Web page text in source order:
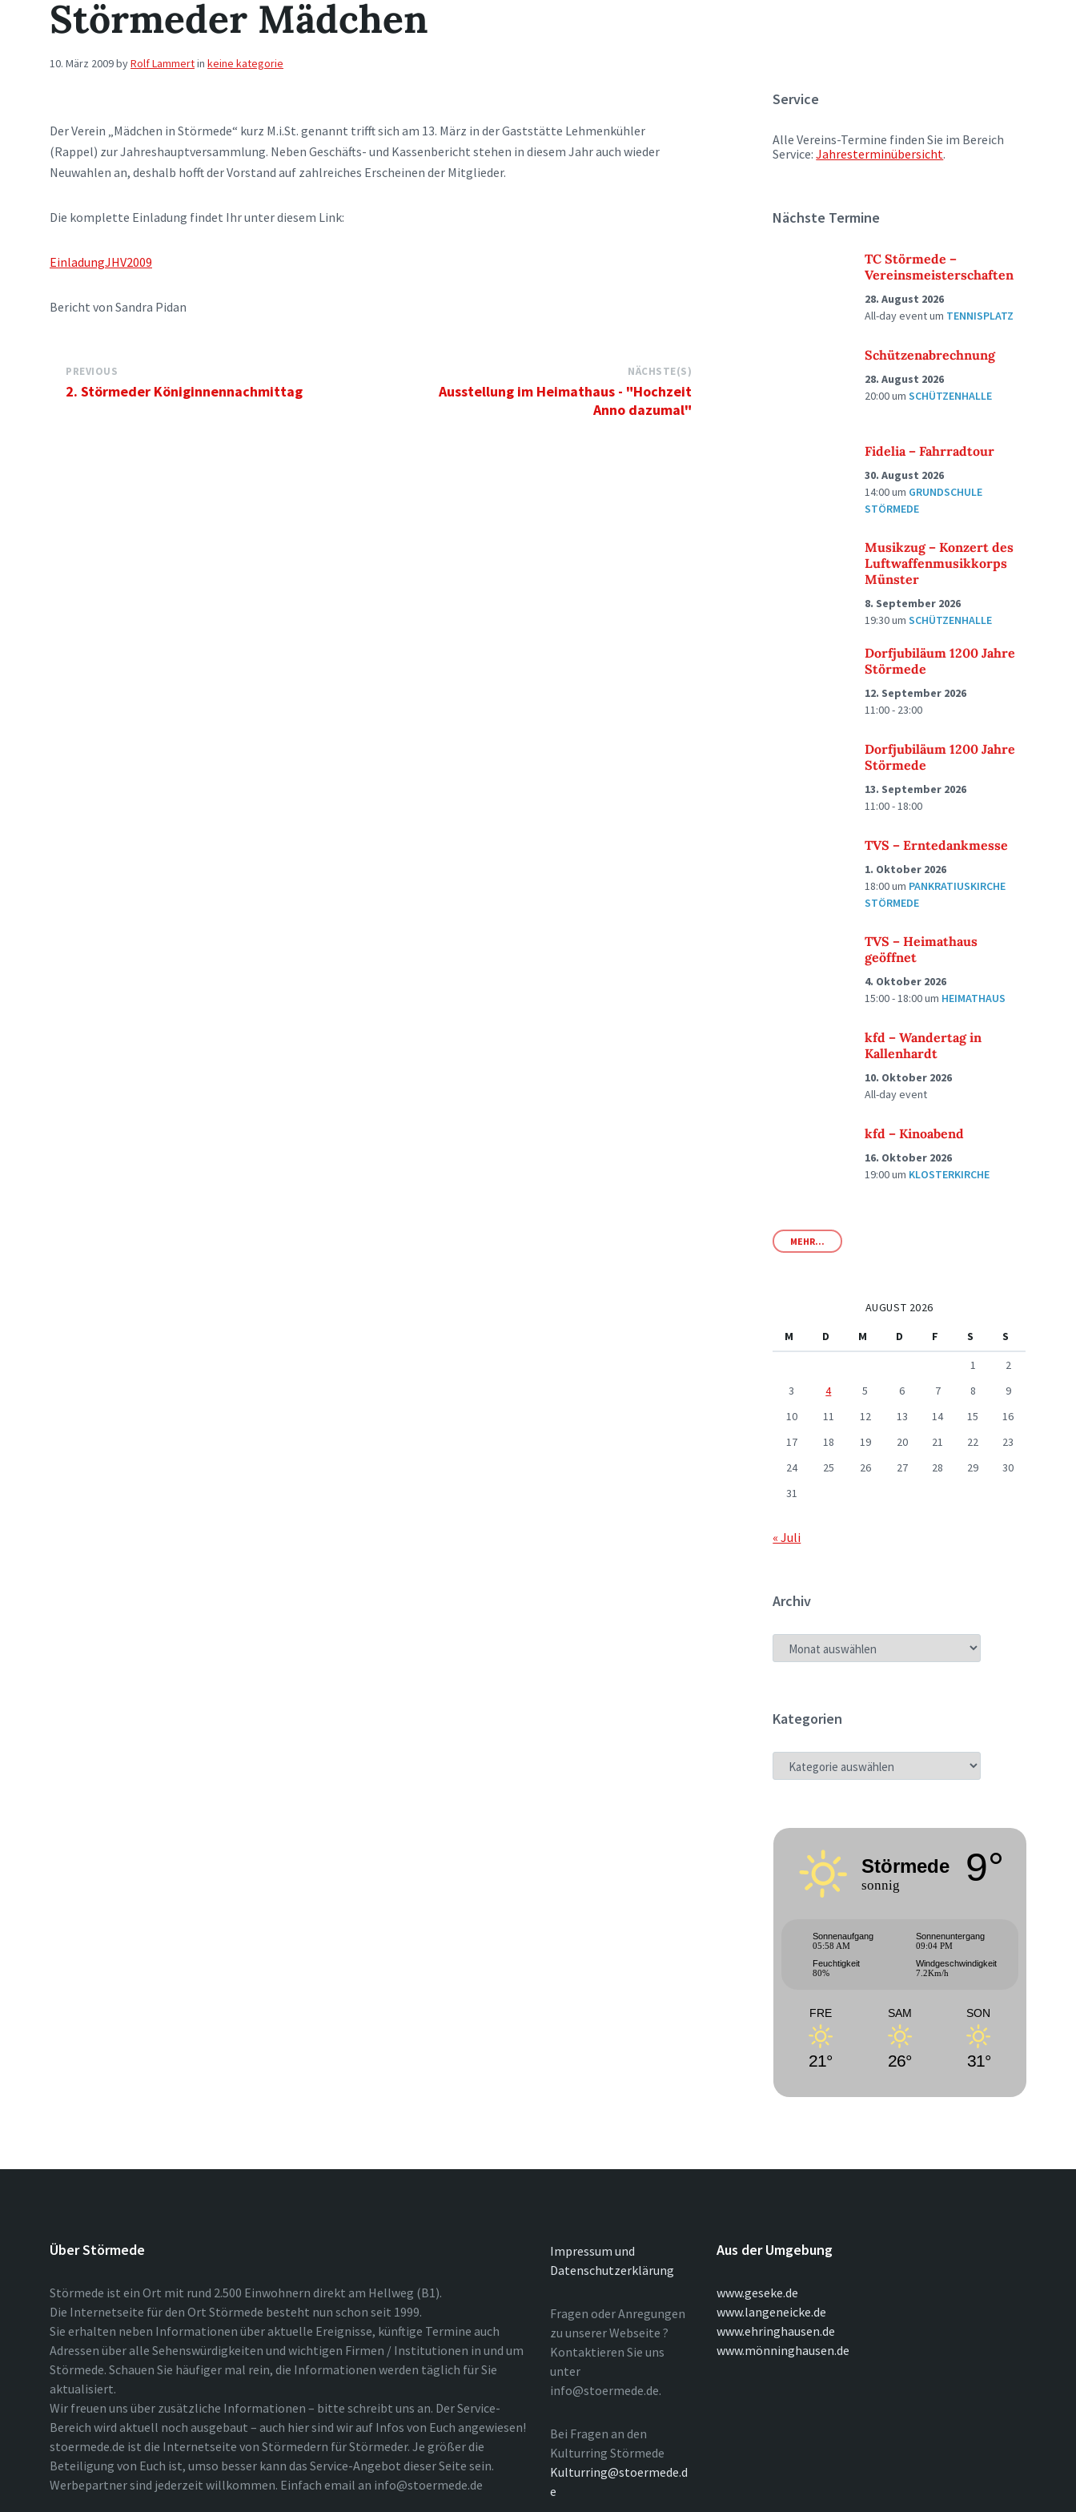
Störmeder Mädchen
10. März 2009byRolf Lammertin keine kategorie
Der Verein „Mädchen in Störmede“ kurz M.i.St. genannt trifft sich am 13. März in der Gaststätte Lehmenkühler
(Rappel) zur Jahreshauptversammlung. Neben Geschäfts- und Kassenbericht stehen in diesem Jahr auch wieder
Neuwahlen an, deshalb hofft der Vorstand auf zahlreiches Erscheinen der Mitglieder.
Die komplette Einladung findet Ihr unter diesem Link:
EinladungJHV2009
Bericht von Sandra Pidan
PREVIOUS
2. Störmeder Königinnennachmittag
NÄCHSTE(S)
Ausstellung im Heimathaus - "Hochzeit
Anno dazumal"
Service
Alle Vereins-Termine finden Sie im Bereich
Service:Jahresterminübersicht.
Nächste Termine
TC Störmede –
Vereinsmeisterschaften
28. August 2026
All-day eventum TENNISPLATZ
Schützenabrechnung
28. August 2026
20:00umSCHÜTZENHALLE
Fidelia – Fahrradtour
30. August 2026
14:00um GRUNDSCHULE
STÖRMEDE
Musikzug – Konzert des
Luftwaffenmusikkorps
Münster
8. September 2026
19:30umSCHÜTZENHALLE
Dorfjubiläum 1200 Jahre
Störmede
12. September 2026
11:00 - 23:00
Dorfjubiläum 1200 Jahre
Störmede
13. September 2026
11:00 - 18:00
TVS – Erntedankmesse
1. Oktober 2026
18:00um PANKRATIUSKIRCHE
STÖRMEDE
TVS – Heimathaus
geöffnet
4. Oktober 2026
15:00 - 18:00um HEIMATHAUS
kfd – Wandertag in
Kallenhardt
10. Oktober 2026
All-day event
kfd – Kinoabend
16. Oktober 2026
19:00um KLOSTERKIRCHE
MEHR...
AUGUST 2026
M
D M D F S
S
1
2
3
4 5 6 7 8
9
10
11 12 13 14 15
16
17
18 19 20 21 22
23
24
25 26 27 28 29
30
31
« Juli
Archiv
ARCHIV
Kategorien
KATEGORIEN
Störmede
sonnig 9°
Sonnenaufgang
05:58 AM
Sonnenuntergang
09:04 PM
Feuchtigkeit
80%
Windgeschwindigkeit
7.2Km/h
FRE
21°
SAM
26°
SON
31°
Über Störmede
Störmede ist ein Ort mit rund 2.500 Einwohnern direkt am Hellweg (B1).
Die Internetseite für den Ort Störmede besteht nun schon seit 1999.
Sie erhalten neben Informationen über aktuelle Ereignisse, künftige Termine auch
Adressen über alle Sehenswürdigkeiten und wichtigen Firmen / Institutionen in und um
Störmede. Schauen Sie häufiger mal rein, die Informationen werden täglich für Sie
aktualisiert.
Wir freuen uns über zusätzliche Informationen – bitte schreibt uns an. Der Service-
Bereich wird aktuell noch ausgebaut – auch hier sind wir auf Infos von Euch angewiesen!
stoermede.de ist die Internetseite von Störmedern für Störmeder. Je größer die
Beteiligung von Euch ist, umso besser kann das Service-Angebot dieser Seite sein.
Werbepartner sind jederzeit willkommen. Einfach email an info@stoermede.de
Impressum und
Datenschutzerklärung
Fragen oder Anregungen
zu unserer Webseite ?
Kontaktieren Sie uns
unter
info@stoermede.de.
Bei Fragen an den
Kulturring Störmede
Kulturring@stoermede.d
e
Aus der Umgebung
www.geseke.de
www.langeneicke.de
www.ehringhausen.de
www.mönninghausen.de